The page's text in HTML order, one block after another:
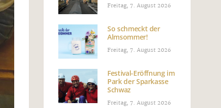
Freitag, 7. August 2026
So schmeckt der
Almsommer!
Freitag, 7. August 2026
Festival-Eröffnung im
Park der Sparkasse
Schwaz
Freitag, 7. August 2026